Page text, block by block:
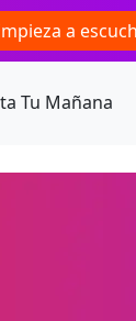
a
Tu Mañana